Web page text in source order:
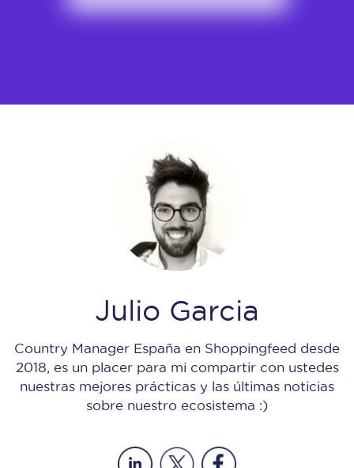
Julio Garcia
Country Manager España en Shoppingfeed desde
2018, es un placer para mi compartir con ustedes
nuestras mejores prácticas y las últimas noticias
sobre nuestro ecosistema :)